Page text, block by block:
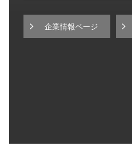
企業情報ページ